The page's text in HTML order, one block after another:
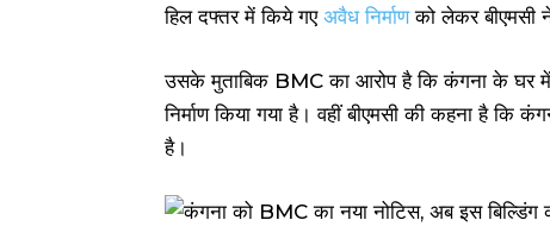
हिल दफ्तर में किये गए अवैध निर्माणको लेकर बीएमसी
उसके मुताबिक BMC का आरोप है कि कंगना के घर
निर्माण किया गया है। वहीं बीएमसी की कहना है कि
है।